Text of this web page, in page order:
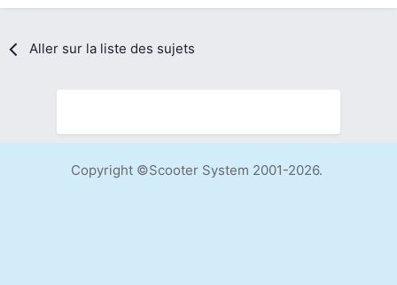
Aller sur la liste des sujets
Copyright ©Scooter System 2001-2026.